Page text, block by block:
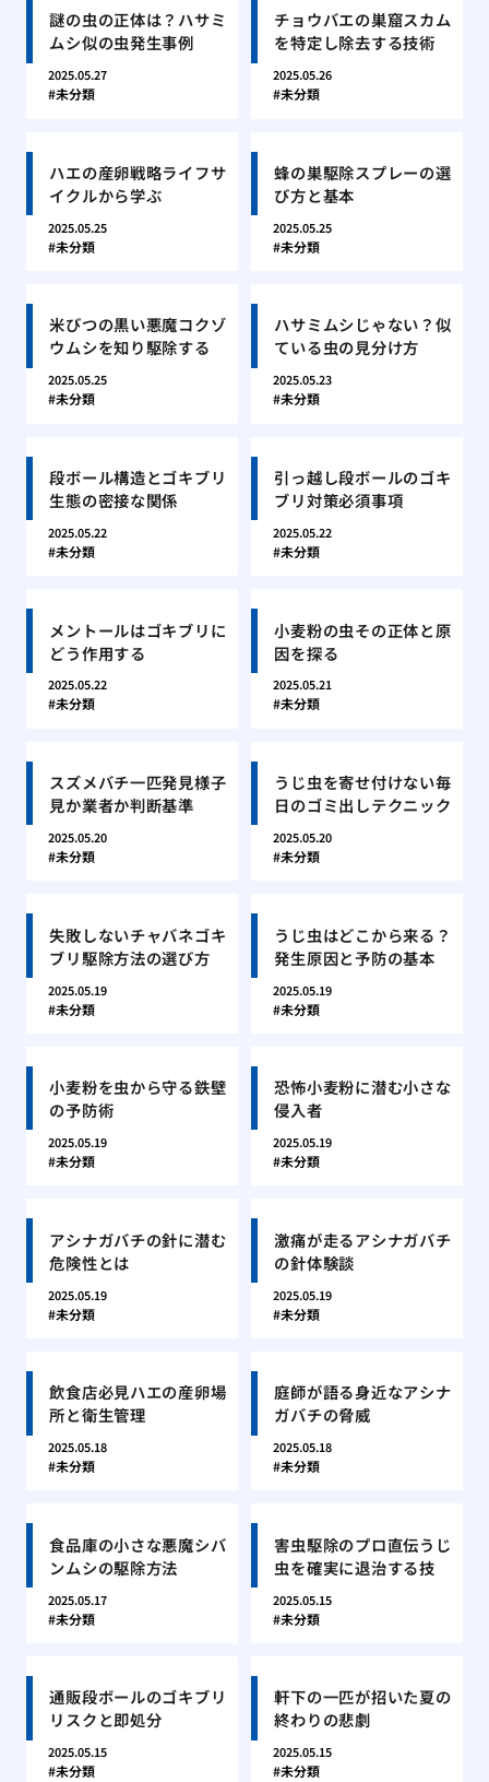
謎の虫の正体は？ハサミ
ムシ似の虫発生事例
2025.05.27
未分類
チョウバエの巣窟スカム
を特定し除去する技術
2025.05.26
未分類
ハエの産卵戦略ライフサ
イクルから学ぶ
2025.05.25
未分類
蜂の巣駆除スプレーの選
び方と基本
2025.05.25
未分類
米びつの黒い悪魔コクゾ
ウムシを知り駆除する
2025.05.25
未分類
ハサミムシじゃない？似
ている虫の見分け方
2025.05.23
未分類
段ボール構造とゴキブリ
生態の密接な関係
2025.05.22
未分類
引っ越し段ボールのゴキ
ブリ対策必須事項
2025.05.22
未分類
メントールはゴキブリに
どう作用する
2025.05.22
未分類
小麦粉の虫その正体と原
因を探る
2025.05.21
未分類
スズメバチ一匹発見様子
見か業者か判断基準
2025.05.20
未分類
うじ虫を寄せ付けない毎
日のゴミ出しテクニック
2025.05.20
未分類
失敗しないチャバネゴキ
ブリ駆除方法の選び方
2025.05.19
未分類
うじ虫はどこから来る？
発生原因と予防の基本
2025.05.19
未分類
小麦粉を虫から守る鉄壁
の予防術
2025.05.19
未分類
恐怖小麦粉に潜む小さな
侵入者
2025.05.19
未分類
アシナガバチの針に潜む
危険性とは
2025.05.19
未分類
激痛が走るアシナガバチ
の針体験談
2025.05.19
未分類
飲食店必見ハエの産卵場
所と衛生管理
2025.05.18
未分類
庭師が語る身近なアシナ
ガバチの脅威
2025.05.18
未分類
食品庫の小さな悪魔シバ
ンムシの駆除方法
2025.05.17
未分類
害虫駆除のプロ直伝うじ
虫を確実に退治する技
2025.05.15
未分類
通販段ボールのゴキブリ
リスクと即処分
2025.05.15
未分類
軒下の一匹が招いた夏の
終わりの悲劇
2025.05.15
未分類